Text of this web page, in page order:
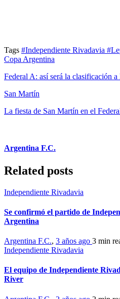
Tags #Independiente Rivadavia
Copa Argentina
Federal A: así será la clasificación
San Martín
La fiesta de San Martín en el
Argentina F.C.
Related posts
Independiente Rivadavia
Se confirmó el partido de
Argentina
Argentina F.C., 3 años ago 3 min
Independiente Rivadavia
El equipo de Independiente
River